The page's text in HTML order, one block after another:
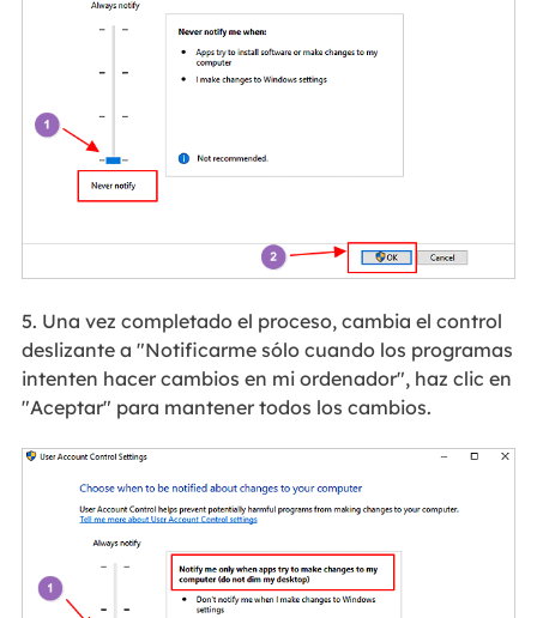
5. Una vez completado el proceso, cambia el control
deslizante a "Notificarme sólo cuando los programas
intenten hacer cambios en mi ordenador", haz clic en
"Aceptar" para mantener todos los cambios.